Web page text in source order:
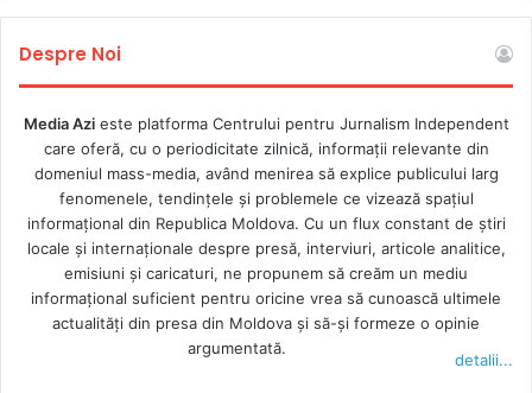
Despre Noi
Media Azieste platforma Centrului pentru Jurnalism Independent
care oferă, cu o periodicitate zilnică, informații relevante din
domeniul mass-media, având menirea să explice publicului larg
fenomenele, tendințele și problemele ce vizează spațiul
informațional din Republica Moldova. Cu un flux constant de ştiri
locale şi internaţionale despre presă, interviuri, articole analitice,
emisiuni și caricaturi, ne propunem să creăm un mediu
informaţional suficient pentru oricine vrea să cunoască ultimele
actualităţi din presa din Moldova şi să-şi formeze o opinie
argumentată.
detalii...